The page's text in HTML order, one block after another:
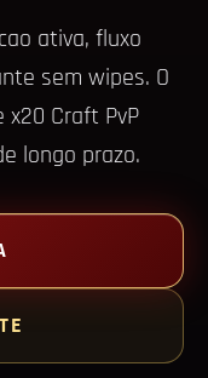
ativa, fluxo
sem wipes. O
Craft PvP
longo prazo.